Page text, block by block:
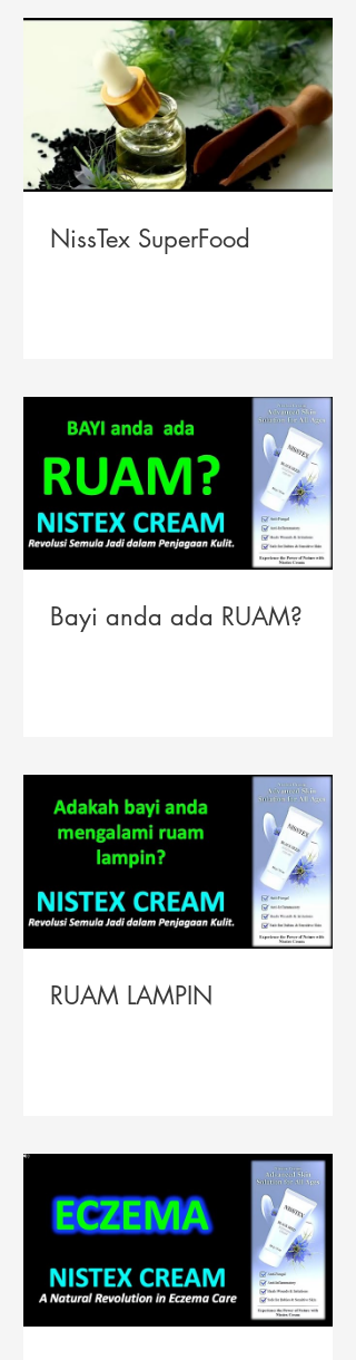
NissTex SuperFood
Bayi anda ada RUAM?
RUAM LAMPIN